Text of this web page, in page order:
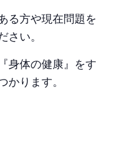
る方や現在問題を
い。
身体の健康』をす
ります。